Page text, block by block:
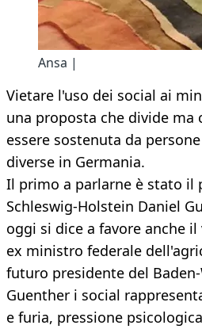
Ansa |
Vietare l'uso dei social ai
una proposta che divide ma
essere sostenuta da
diverse in Germania.
Il primo a parlarne è stato il
Schleswig-Holstein Daniel
oggi si dice a favore anche il
ex ministro federale
futuro presidente del
Guenther i social
e furia, pressione